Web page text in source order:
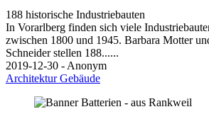
188 historische Industriebauten
In Vorarlberg finden sich viele
zwischen 1800 und 1945. Barbara Motter
Schneider stellen 188......
2019-12-30 - Anonym
ArchitekturGebäude